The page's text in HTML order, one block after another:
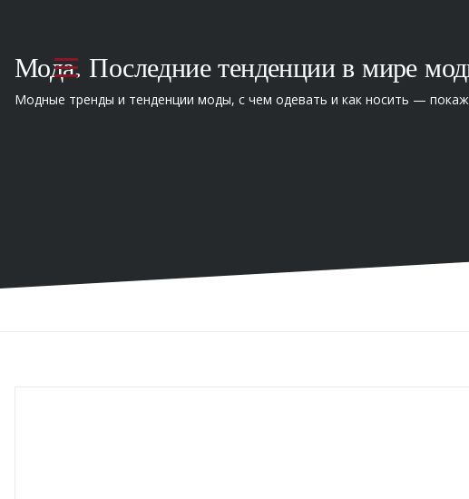
Мода. Последние тенденции в мире
Модные тренды и тенденции моды, с чем одевать и как носить —